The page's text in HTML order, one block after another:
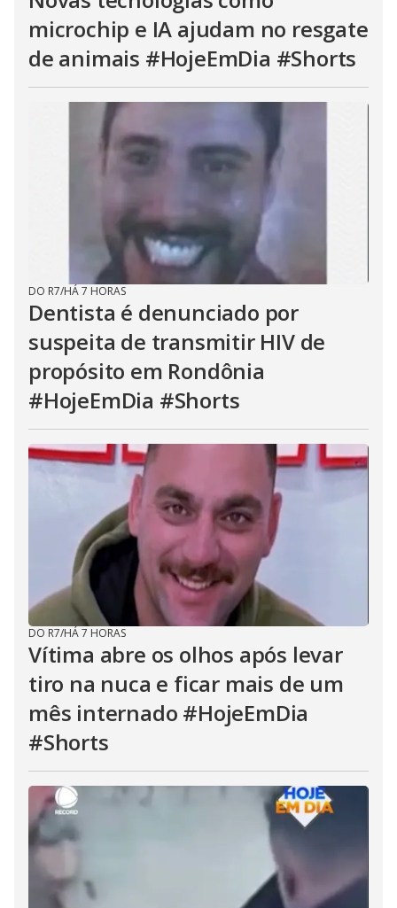
microchip e IA ajudam no resgate
de animais #HojeEmDia #Shorts
DO R7/HÁ 7 HORAS
Dentista é denunciado por
suspeita de transmitir HIV de
propósito em Rondônia
#HojeEmDia #Shorts
DO R7/HÁ 7 HORAS
Vítima abre os olhos após levar
tiro na nuca e ficar mais de um
mês internado #HojeEmDia
#Shorts